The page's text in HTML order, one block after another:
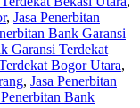
, Jasa Penerbitan
Bank Garansi
Garansi Terdekat
Bogor Utara,
, Jasa Penerbitan
Penerbitan Bank